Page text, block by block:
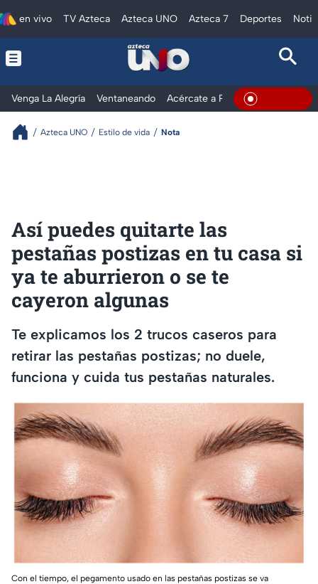
en vivo TV Azteca Azteca UNO Azteca 7 Deportes
Venga La Alegría Ventaneando Acércate a Rocío Al ExtremoEn Vivo
Azteca UNO Estilo de vida Nota
Así puedes quitarte las
pestañas postizas en tu casa si
ya te aburrieron o se te
cayeron algunas
Te explicamos los 2 trucos caseros para
retirar las pestañas postizas; no duele,
funciona y cuida tus pestañas naturales.
Con el tiempo, el pegamento usado en las pestañas postizas se va